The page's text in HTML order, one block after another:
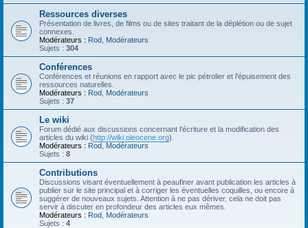
Ressources diverses
Présentation de livres, de films ou de sites traitant de la déplétion ou de sujet
connexes.
Modérateurs : Rod Modérateurs
Sujets : 304
Conférences
Conférences et réunions en rapport avec le pic pétrolier et l'épuisement des
ressources naturelles.
Modérateurs : Rod Modérateurs
Sujets : 37
Le wiki
Forum dédié aux discussions concernant l'écriture et la modification des
articles du wiki (http://wiki.oleocene.org).
Modérateurs : Rod Modérateurs
Sujets : 8
Contributions
Discussions visant éventuellement à peaufiner avant publication les articles à
publier sur le site principal et à corriger les éventuelles coquilles, ou encore à
suggérer de nouveaux sujets. Attention à ne pas dériver, cela ne doit pas
servir à discuter en profondeur des articles eux mêmes.
Modérateurs : Rod Modérateurs
Sujets : 4